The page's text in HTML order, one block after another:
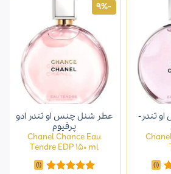
تندر-
(1)
-9%
عطر شنل چنس او تندر ادو
پرفیوم
Chanel Chance Eau
Tendre EDP 150 ml
(1)